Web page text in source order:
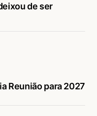
de ser
Reunião para 2027